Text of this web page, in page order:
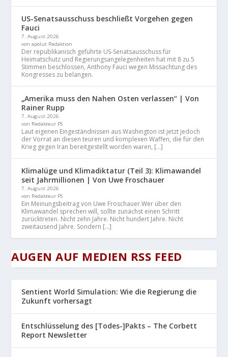
US-Senatsausschuss beschließt Vorgehen gegen
Fauci
7. August 2026
von apolut Redaktion
Der republikanisch geführte US-Senatsausschuss für
Heimatschutz und Regierungsangelegenheiten hat mit 8 zu 5
Stimmen beschlossen, Anthony Fauci wegen Missachtung des
Kongresses zu belangen.
„Amerika muss den Nahen Osten verlassen“ | Von
Rainer Rupp
7. August 2026
von Redakteur PS
Laut eigenen Eingeständnissen aus Washington ist jetzt jedoch
der Vorrat an diesen teuren und komplexen Waffen, die für den
Krieg gegen Iran bereitgestellt worden waren, […]
Klimalüge und Klimadiktatur (Teil 3): Klimawandel
seit Jahrmillionen | Von Uwe Froschauer
7. August 2026
von Redakteur PS
Ein Meinungsbeitrag von Uwe Froschauer.Wer über den
Klimawandel sprechen will, sollte zunächst einen Schritt
zurücktreten. Nicht zehn Jahre. Nicht hundert Jahre. Nicht
zweitausend Jahre. Sondern […]
AUGEN AUF MEDIEN RSS FEED
Sentient World Simulation: Wie die Regierung die
Zukunft vorhersagt
Entschlüsselung des [Todes-]Pakts – The Corbett
Report Newsletter